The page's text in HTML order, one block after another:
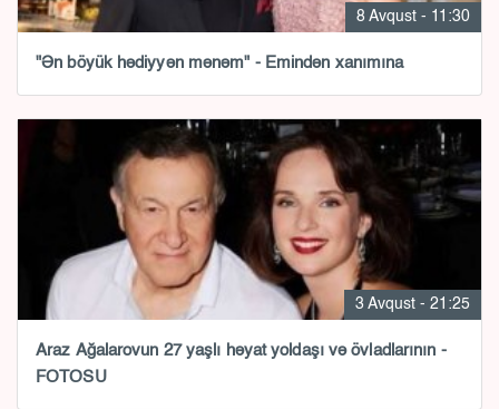
8 Avqust - 11:30
"Ən böyük hədiyyən mənəm" - Emindən xanımına
3 Avqust - 21:25
Araz Ağalarovun 27 yaşlı həyat yoldaşı və övladlarının -
FOTOSU